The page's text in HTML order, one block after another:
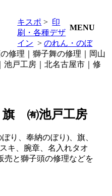
MENU
キスポ > 印
刷・各種デザ
イン >のれん・のぼ
修理｜獅子舞の修理｜岡山
池戸工房｜北名古屋市｜修
旗 ㈲池戸工房
り、奉納のぼり)、旗、
キ、腕章、名入れタオ
売と獅子頭の修理などを